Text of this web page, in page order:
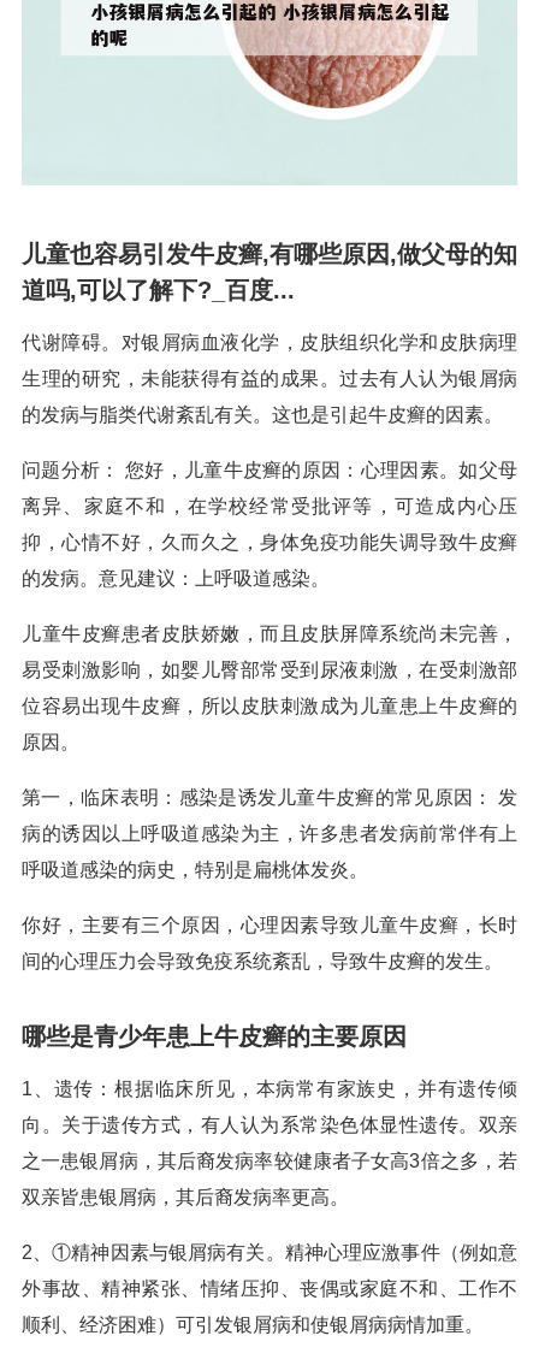
儿童也容易引发牛皮癣,有哪些原因,做父母的知
道吗,可以了解下?_百度...
代谢障碍。对银屑病血液化学，皮肤组织化学和皮肤病理
生理的研究，未能获得有益的成果。过去有人认为银屑病
的发病与脂类代谢紊乱有关。这也是引起牛皮癣的因素。
问题分析： 您好，儿童牛皮癣的原因：心理因素。如父母
离异、家庭不和，在学校经常受批评等，可造成内心压
抑，心情不好，久而久之，身体免疫功能失调导致牛皮癣
的发病。意见建议：上呼吸道感染。
儿童牛皮癣患者皮肤娇嫩，而且皮肤屏障系统尚未完善，
易受刺激影响，如婴儿臀部常受到尿液刺激，在受刺激部
位容易出现牛皮癣，所以皮肤刺激成为儿童患上牛皮癣的
原因。
第一，临床表明：感染是诱发儿童牛皮癣的常见原因： 发
病的诱因以上呼吸道感染为主，许多患者发病前常伴有上
呼吸道感染的病史，特别是扁桃体发炎。
你好，主要有三个原因，心理因素导致儿童牛皮癣，长时
间的心理压力会导致免疫系统紊乱，导致牛皮癣的发生。
哪些是青少年患上牛皮癣的主要原因
1、遗传：根据临床所见，本病常有家族史，并有遗传倾
向。关于遗传方式，有人认为系常染色体显性遗传。双亲
之一患银屑病，其后裔发病率较健康者子女高3倍之多，若
双亲皆患银屑病，其后裔发病率更高。
2、①精神因素与银屑病有关。精神心理应激事件（例如意
外事故、精神紧张、情绪压抑、丧偶或家庭不和、工作不
顺利、经济困难）可引发银屑病和使银屑病病情加重。